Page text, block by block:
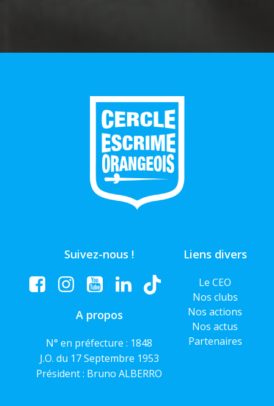
Suivez-nous !
A propos
N° en préfecture : 1848
J.O. du 17 Septembre 1953
Président : Bruno ALBERRO
Liens divers
Le CEO
Nos clubs
Nos actions
Nos actus
Partenaires